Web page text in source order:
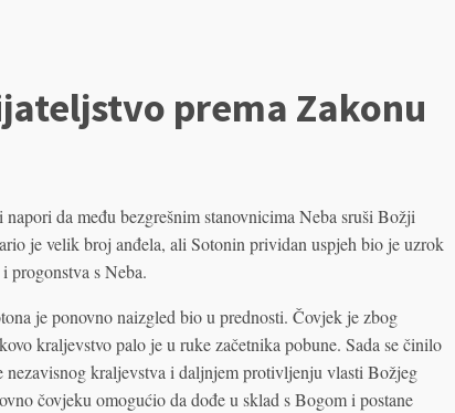
prema Zakonu
da među bezgrešnim stanovnicima Neba sruši Božji
je velik broj anđela, ali Sotonin prividan uspjeh bio je uzrok
progonstva s Neba.
je ponovno naizgled bio u prednosti. Čovjek je zbog
kraljevstvo palo je u ruke začetnika pobune. Sada se činilo
nezavisnog kraljevstva i daljnjem protivljenju vlasti Božjeg
čovjeku omogućio da dođe u sklad s Bogom i postane